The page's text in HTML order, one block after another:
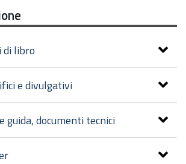
di libro
e divulgativi
guida, documenti tecnici